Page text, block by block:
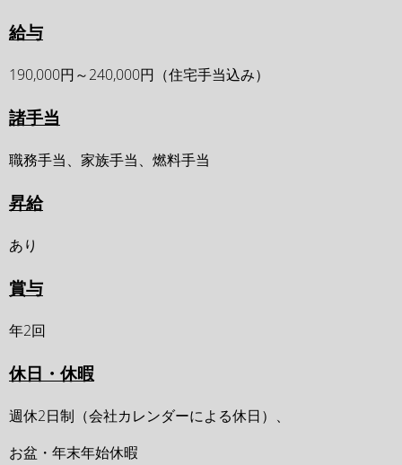
給与
190,000円～240,000円（住宅手当込み）
諸手当
職務手当、家族手当、燃料手当
昇給
あり
賞与
年2回
休日・休暇
週休2日制（会社カレンダーによる休日）、
お盆・年末年始休暇